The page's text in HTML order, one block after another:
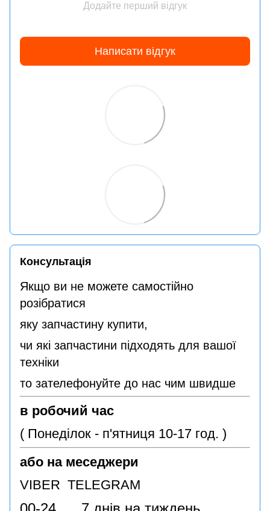
Додайте перший відгук
Написати відгук
Консультація
Якщо ви не можете самостійно
розібратися
яку запчастину купити,
чи які запчастини підходять для вашої
техніки
то зателефонуйте до нас чим швидше
в робочий час
( Понеділок - п'ятниця 10-17 год. )
або на меседжери
VIBER TELEGRAM